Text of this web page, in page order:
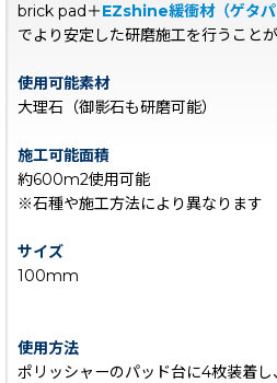
brick pad＋EZshine緩衝材（ゲタパ
でより安定した研磨施工を行うことが
使用可能素材
大理石（御影石も研磨可能）
施工可能面積
約600m2使用可能
※石種や施工方法により異なります
サイズ
100mm
使用方法
ポリッシャーのパッド台に4枚装着